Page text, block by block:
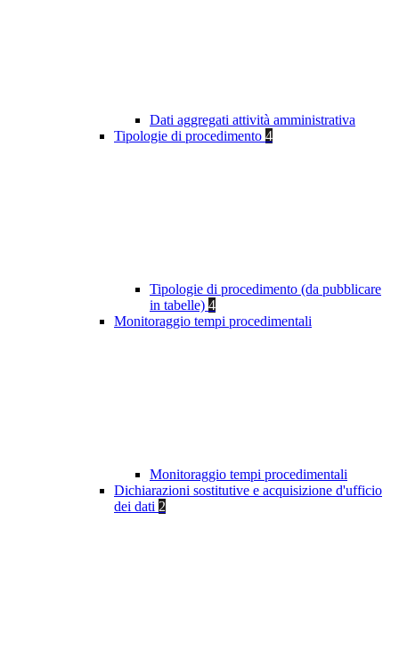
Dati aggregati attività amministrativa
Tipologie di procedimento 4
Tipologie di procedimento (da pubblicare
in tabelle) 4
Monitoraggio tempi procedimentali
Monitoraggio tempi procedimentali
Dichiarazioni sostitutive e acquisizione d'ufficio
dei dati 2